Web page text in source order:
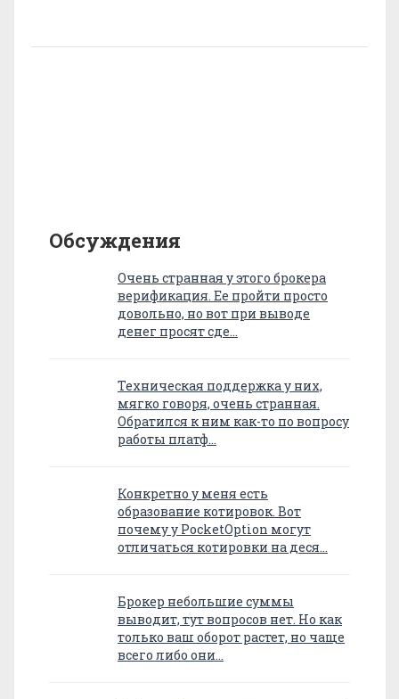
Обсуждения
Очень странная у этого брокера
верификация. Ее пройти просто
довольно, но вот при выводе
денег просят сде…
Техническая поддержка у них,
мягко говоря, очень странная.
Обратился к ним как-то по вопросу
работы платф…
Конкретно у меня есть
образование котировок. Вот
почему у PocketOption могут
отличаться котировки на деся…
Брокер небольшие суммы
выводит, тут вопросов нет. Но как
только ваш оборот растет, но чаще
всего либо они…